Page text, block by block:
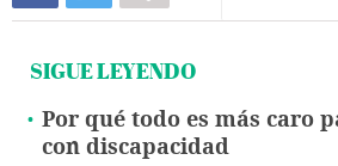
SIGUE LEYENDO
Por qué todo es más caro
con discapacidad